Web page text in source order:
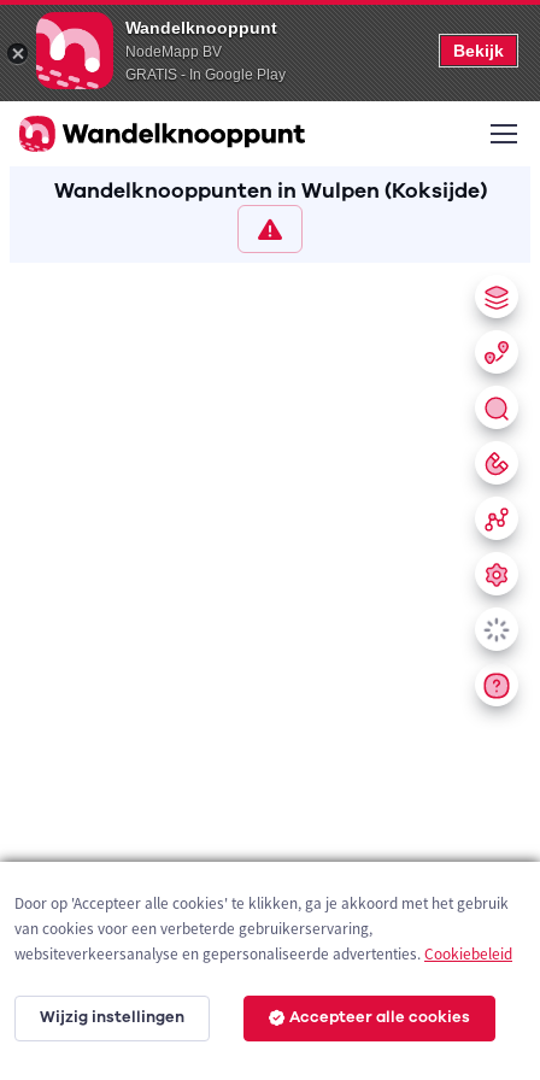
Wandelknooppunt
NodeMapp BV
GRATIS - In Google Play
Bekijk
Wandelknooppunten in Wulpen (Koksijde)
200 m
Door op 'Accepteer alle cookies' te klikken, ga je akkoord met het gebruik
van cookies voor een verbeterde gebruikerservaring,
websiteverkeersanalyse en gepersonaliseerde advertenties.Cookiebeleid
Wijzig instellingen Accepteer alle cookies